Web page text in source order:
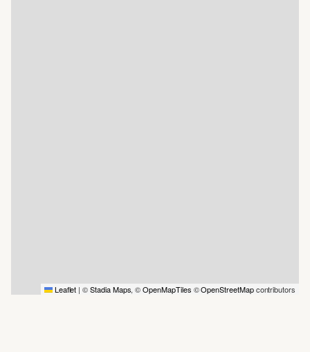
Leaflet | ©Stadia Maps, ©OpenMapTiles ©OpenStreetMapcontributors